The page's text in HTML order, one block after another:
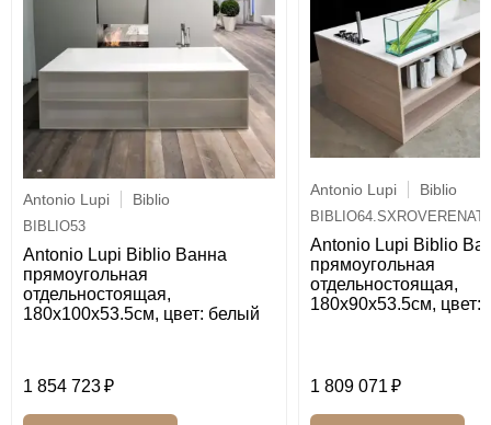
Antonio Lupi Biblio
BIBLIO53
Antonio Lupi Biblio Ванна
прямоугольная
отдельностоящая,
180х100х53.5см, цвет: белый
1 854 723
Antonio Lupi Biblio
Antonio Lupi Biblio
прямоугольная
отдельностоящая,
180х90х53.5см, цвет:
1 809 071